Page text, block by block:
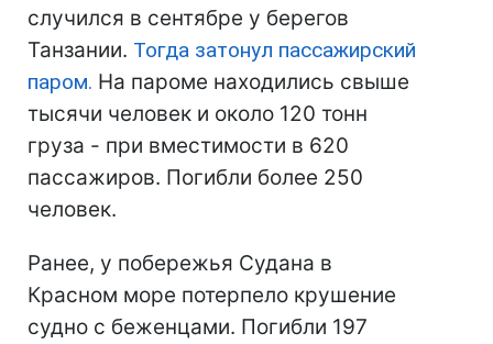
случился в сентябре у берегов
Танзании. Тогда затонул пассажирский
паром. На пароме находились свыше
тысячи человек и около 120 тонн
груза - при вместимости в 620
пассажиров. Погибли более 250
человек.
Ранее, у побережья Судана в
Красном море потерпело крушение
судно с беженцами. Погибли 197